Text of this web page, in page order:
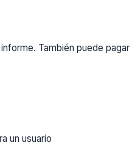
También puede
un usuario